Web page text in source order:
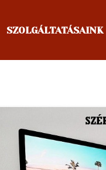
SZOLGÁLTATÁSAINK